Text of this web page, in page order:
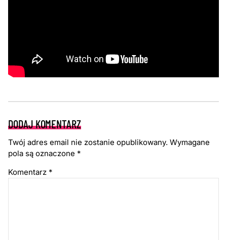
DODAJ KOMENTARZ
Twój adres email nie zostanie opublikowany. Wymagane
pola są oznaczone *
Komentarz *